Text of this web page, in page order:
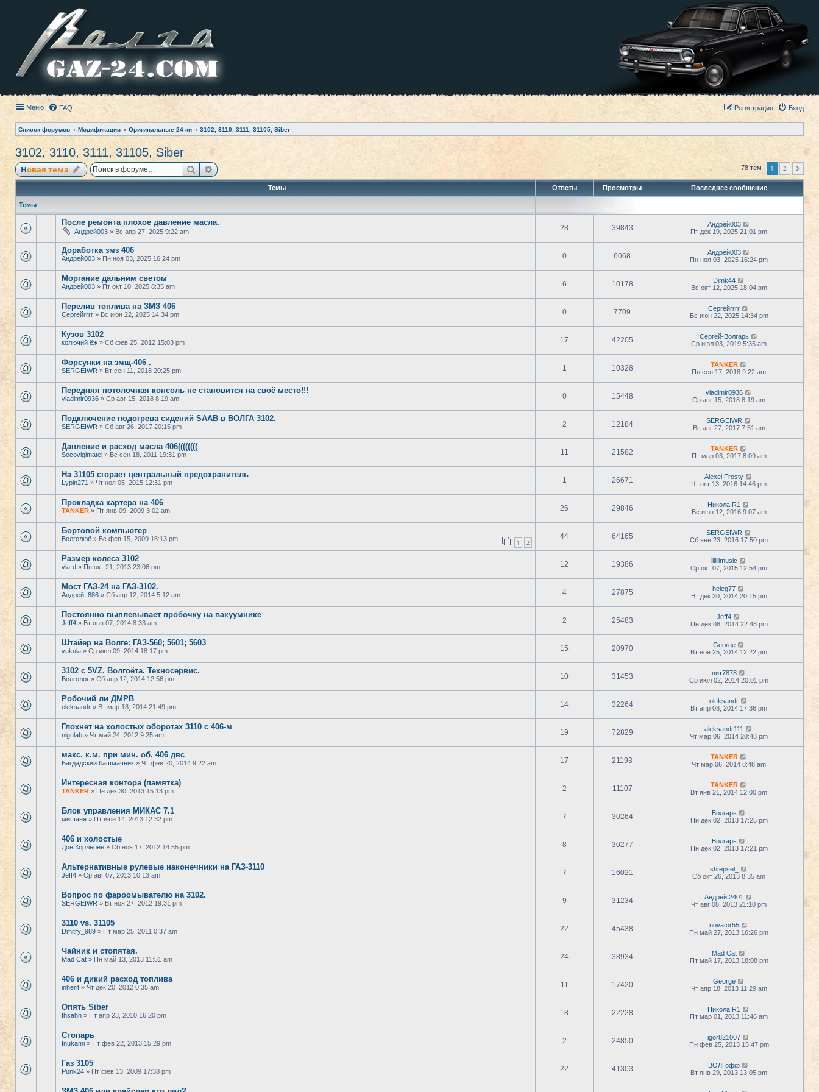
Меню FAQ Вход
Регистрация
Список форумов Модификации Оригинальные 24-ки 3102, 3110, 3111, 31105, Siber
3102, 3110, 3111, 31105, Siber
Новая тема ПоискРасширенный поиск 78 тем 1 2
Темы Ответы Просмотры Последнее сообщение
Темы
После ремонта плохое давление масла.
Андрей003 » Вс апр 27, 2025 9:22 am 28 39843
Андрей003
Пт дек 19, 2025 21:01 pm
Доработка змз 406
Андрей003 » Пн ноя 03, 2025 16:24 pm 0 6068
Андрей003
Пн ноя 03, 2025 16:24 pm
Моргание дальним светом
Андрей003 » Пт окт 10, 2025 8:35 am 6 10178
Dimk44
Вс окт 12, 2025 18:04 pm
Перелив топлива на ЗМЗ 406
Сергейrrrr » Вс июн 22, 2025 14:34 pm 0 7709
Сергейrrrr
Вс июн 22, 2025 14:34 pm
Кузов 3102
колючий ёж » Сб фев 25, 2012 15:03 pm 17 42205
Сергей-Волгарь
Ср июл 03, 2019 5:35 am
Форсунки на змщ-406 .
SERGEIWR » Вт сен 11, 2018 20:25 pm 1 10328
TANKER
Пн сен 17, 2018 9:22 am
Передняя потолочная консоль не становится на своё место!!!
vladimir0936 » Ср авг 15, 2018 8:19 am 0 15448
vladimir0936
Ср авг 15, 2018 8:19 am
Подключение подогрева сидений SAAB в ВОЛГА 3102.
SERGEIWR » Сб авг 26, 2017 20:15 pm 2 12184
SERGEIWR
Вс авг 27, 2017 7:51 am
Давление и расход масла 406((((((((
Socovigimatel » Вс сен 18, 2011 19:31 pm 11 21582
TANKER
Пт мар 03, 2017 8:09 am
На 31105 сгорает центральный предохранитель
Lypin271 » Чт ноя 05, 2015 12:31 pm 1 26671
Alexei Frosty
Чт окт 13, 2016 14:46 pm
Прокладка картера на 406
TANKER » Пт янв 09, 2009 3:02 am 26 29846
Никола R1
Вс июн 12, 2016 9:07 am
Бортовой компьютер
Волголюб » Вс фев 15, 2009 16:13 pm 1 2
44 64165
SERGEIWR
Сб янв 23, 2016 17:50 pm
Размер колеса 3102
vla-d » Пн окт 21, 2013 23:06 pm 12 19386
illillimusic
Ср окт 07, 2015 12:54 pm
Мост ГАЗ-24 на ГАЗ-3102.
Андрей_886 » Сб апр 12, 2014 5:12 am 4 27875
heleg77
Вт дек 30, 2014 20:15 pm
Постоянно выплевывает пробочку на вакуумнике
Jeff4 » Вт янв 07, 2014 8:33 am 2 25483
Jeff4
Пн дек 08, 2014 22:48 pm
Штайер на Волге: ГАЗ-560; 5601; 5603
vakula » Ср июл 09, 2014 18:17 pm 15 20970
George
Вт ноя 25, 2014 12:22 pm
3102 с 5VZ. Волгоёта. Техносервис.
Волголог » Сб апр 12, 2014 12:56 pm 10 31453
вит7878
Ср июл 02, 2014 20:01 pm
Робочий ли ДМРВ
oleksandr » Вт мар 18, 2014 21:49 pm 14 32264
oleksandr
Вт апр 08, 2014 17:36 pm
Глохнет на холостых оборотах 3110 с 406-м
nigulab » Чт май 24, 2012 9:25 am 19 72829
aleksandr111
Чт мар 06, 2014 20:48 pm
макс. к.м. при мин. об. 406 двс
Багдадский башмачник » Чт фев 20, 2014 9:22 am 17 21193
TANKER
Чт мар 06, 2014 8:48 am
Интересная контора (памятка)
TANKER » Пн дек 30, 2013 15:13 pm 2 11107
TANKER
Вт янв 21, 2014 12:00 pm
Блок управления МИКАС 7.1
мишаня » Пт июн 14, 2013 12:32 pm 7 30264
Волгарь
Пн дек 02, 2013 17:25 pm
406 и холостые
Дон Корлеоне » Сб ноя 17, 2012 14:55 pm 8 30277
Волгарь
Пн дек 02, 2013 17:21 pm
Альтернативные рулевые наконечники на ГАЗ-3110
Jeff4 » Ср авг 07, 2013 10:13 am 7 16021
shtepsel_
Сб окт 26, 2013 8:35 am
Вопрос по фароомывателю на 3102.
SERGEIWR » Вт ноя 27, 2012 19:31 pm 9 31234
Андрей 2401
Чт авг 08, 2013 21:10 pm
3110 vs. 31105
Dmitry_989 » Пт мар 25, 2011 0:37 am 22 45438
novator55
Пн май 27, 2013 16:26 pm
Чайник и стопятая.
Mad Cat » Пн май 13, 2013 11:51 am 24 38934
Mad Cat
Пт май 17, 2013 18:08 pm
406 и дикий расход топлива
inherit » Чт дек 20, 2012 0:35 am 11 17420
George
Чт апр 18, 2013 11:29 am
Опять Siber
Ihsahn » Пт апр 23, 2010 16:20 pm 18 22228
Никола R1
Пт мар 01, 2013 11:46 am
Стопарь
Inukami » Пт фев 22, 2013 15:29 pm 2 24850
igor821007
Пн фев 25, 2013 15:47 pm
Газ 3105
Punk24 » Пт фев 13, 2009 17:38 pm 22 41303
ВОЛГофф
Вт янв 29, 2013 13:05 pm